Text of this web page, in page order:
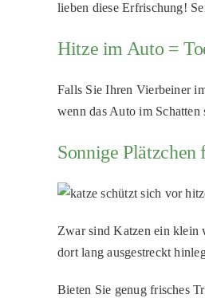
lieben diese Erfrischung!
Hitze im Auto =
Falls Sie Ihren Vierbeiner
wenn das Auto im
Sonnige Plätzchen
Zwar sind Katzen ein klein
dort lang ausgestreckt
Bieten Sie genug frisches